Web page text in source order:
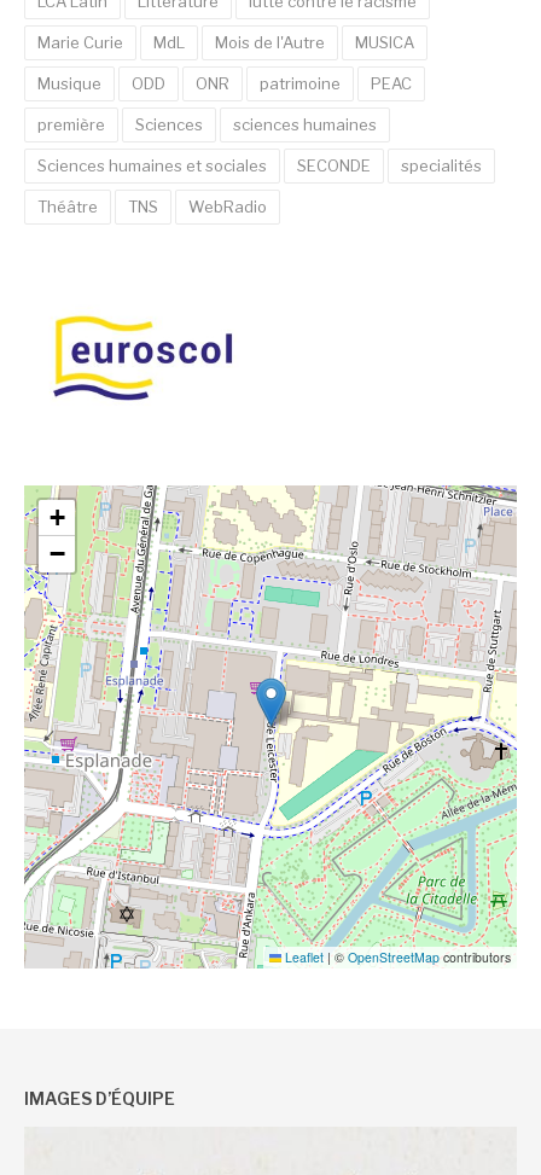
Marie Curie MdL Mois de l'Autre MUSICA
Musique ODD ONR patrimoine PEAC
première Sciences sciences humaines
Sciences humaines et sociales SECONDE specialités
Théâtre TNS WebRadio
+
−
Leaflet | © OpenStreetMapcontributors
IMAGES D’ÉQUIPE